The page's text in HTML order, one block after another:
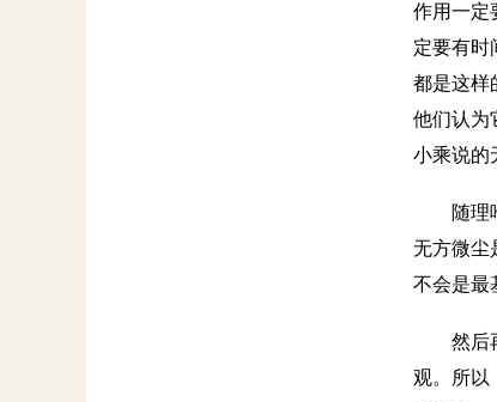
作用一定
定要有时
都是这样
他们认为
小乘说的
随理
无方微尘
不会是最
然后
观。所以